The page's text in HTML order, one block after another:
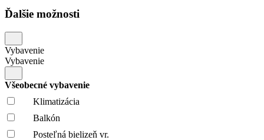
Ďalšie možnosti
Vybavenie
Vybavenie
Všeobecné vybavenie
Klimatizácia
Balkón
Posteľná bielizeň vr.